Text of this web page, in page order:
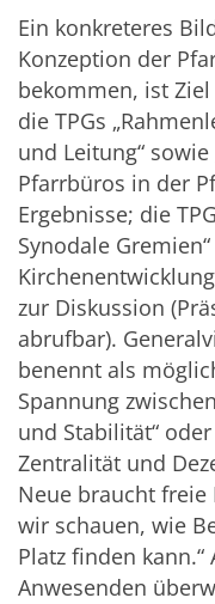
Ein konkreteres
Konzeption der
bekommen, ist
die TPGs
und Leitung“
Pfarrbüros in der
Ergebnisse; die
Synodale
zur Diskussion
abrufbar).
benennt als
Spannung
und Stabilität“
Zentralität und
Neue braucht freie
wir schauen, wie
Platz finden kann.“
Anwesenden